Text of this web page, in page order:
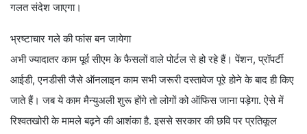
गलत संदेश जाएगा।
भ्रष्टाचार गले की फांस बन जायेगा
अभी ज्यादातर काम पूर्व सीएम के फैसलों वाले पोर्टल से हो रहे हैं। पेंशन, प्रॉपर्टी
आईडी, एनडीसी जैसे ऑनलाइन काम सभी जरूरी दस्तावेज पूरे होने के बाद ही किए
जाते हैं। जब ये काम मैन्युअली शुरू होंगे तो लोगों को ऑफिस जाना पड़ेगा. ऐसे में
रिश्वतखोरी के मामले बढ़ने की आशंका है. इससे सरकार की छवि पर प्रतिकूल